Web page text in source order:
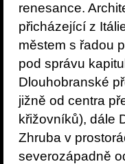
renesance.
přicházející z
městem s řadou
pod správu
Dlouhobranské
jižně od centra
křižovníků), dále
Zhruba v
severozápadně